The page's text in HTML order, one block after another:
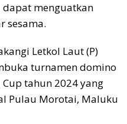
menguatkan
sesama.
Letkol Laut (P)
turnamen domino
tahun 2024 yang
Pulau Morotai, Maluku